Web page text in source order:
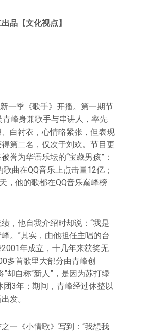
品【文化视点】
一季《歌手》开播。第一期节
青峰身兼歌手与串讲人，率先
白衬衣，心情略紧张，但表现
第二名，仅次于刘欢。节目更
誉为华语乐坛的“宝藏男孩”：
曲在QQ音乐上点击量12亿；
，他的歌都在QQ音乐巅峰榜
，他自我介绍时却说：“我是
。”其实，由他担任主唱的台
年成立，十几年来获奖无
多首歌里大部分由青峰创
”却自称“新人”，是因为苏打绿
团3年；期间，青峰经过休整以
发。
一《小情歌》写到：“我想我